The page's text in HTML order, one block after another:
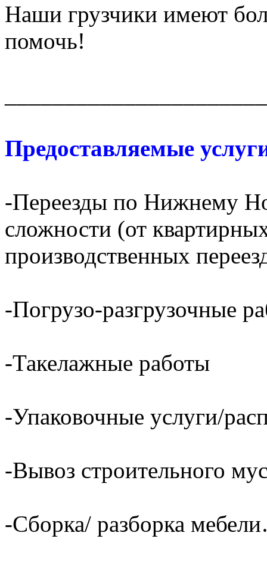
Наши грузчики имеют
помочь!
Предоставляемые
-Переезды по Нижнему
сложности (от
производственных
-Погрузо-разгрузочные
-Такелажные работы
-Упаковочные услуги/
-Вывоз строительного
-Сборка/ разборка